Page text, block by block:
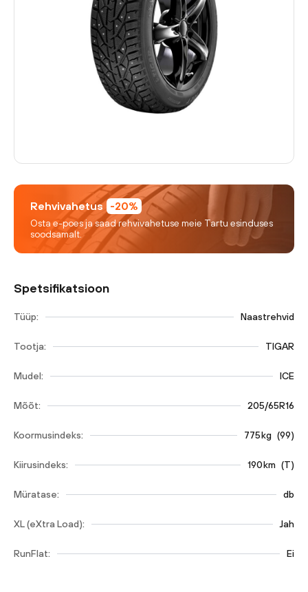
Rehvivahetus -20%
Osta e-poes ja saad rehvivahetuse meie Tartu esinduses
soodsamalt.
Spetsifikatsioon
Tüüp: Naastrehvid
Tootja: TIGAR
Mudel: ICE
Mõõt: 205/65R16
Koormusindeks: 775kg (99)
Kiirusindeks: 190km (T)
Müratase: db
XL (eXtra Load): Jah
RunFlat: Ei